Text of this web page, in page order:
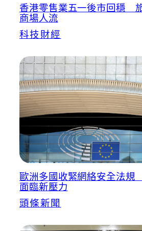
香港零售業五一後市回穩
商場人流
科技財經
歐洲多國收緊網絡安全法
面臨新壓力
頭條新聞